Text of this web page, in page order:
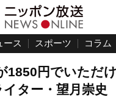
ース スポーツ コラム
1850円でいただ
ター・望月崇史